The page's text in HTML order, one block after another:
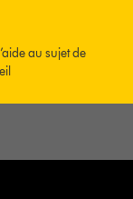
au sujet de